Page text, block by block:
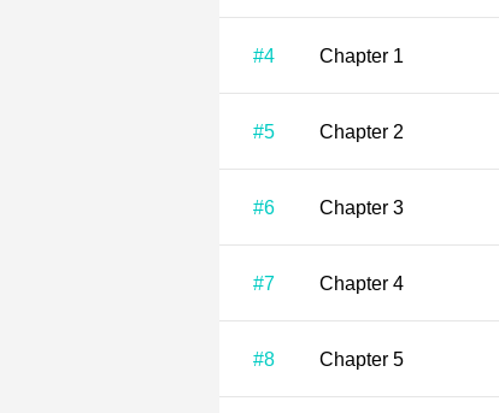
#4 Chapter 1
#5 Chapter 2
#6 Chapter 3
#7 Chapter 4
#8 Chapter 5